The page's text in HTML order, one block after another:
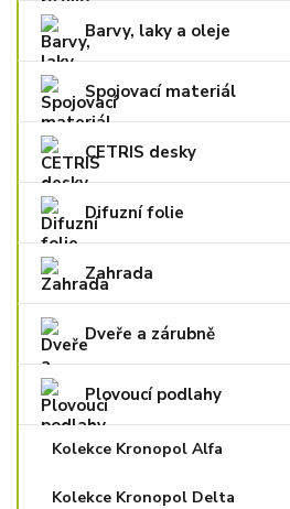
Barvy, laky a oleje
Spojovací materiál
CETRIS desky
Difuzní folie
Zahrada
Dveře a zárubně
Plovoucí podlahy
Kolekce Kronopol Alfa
Kolekce Kronopol Delta